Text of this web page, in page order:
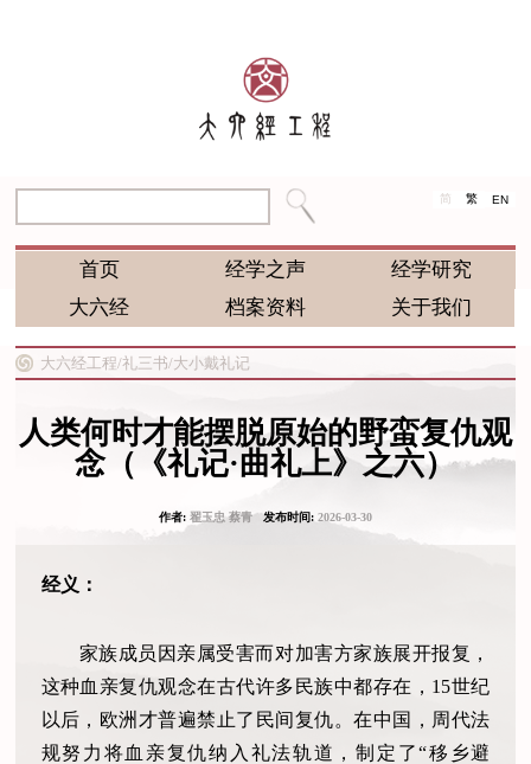
简 繁 EN
首页 经学之声
经学研究
大六经
档案资料 关于我们
大六经工程/礼三书/大小戴礼记
人类何时才能摆脱原始的野蛮复仇观
念（《礼记·曲礼上》之六）
作者: 翟玉忠 蔡青发布时间: 2026-03-30
经义：
家族成员因亲属受害而对加害方家族展开报复，
这种血亲复仇观念在古代许多民族中都存在，15世纪
以后，欧洲才普遍禁止了民间复仇。在中国，周代法
规努力将血亲复仇纳入礼法轨道，制定了“移乡避